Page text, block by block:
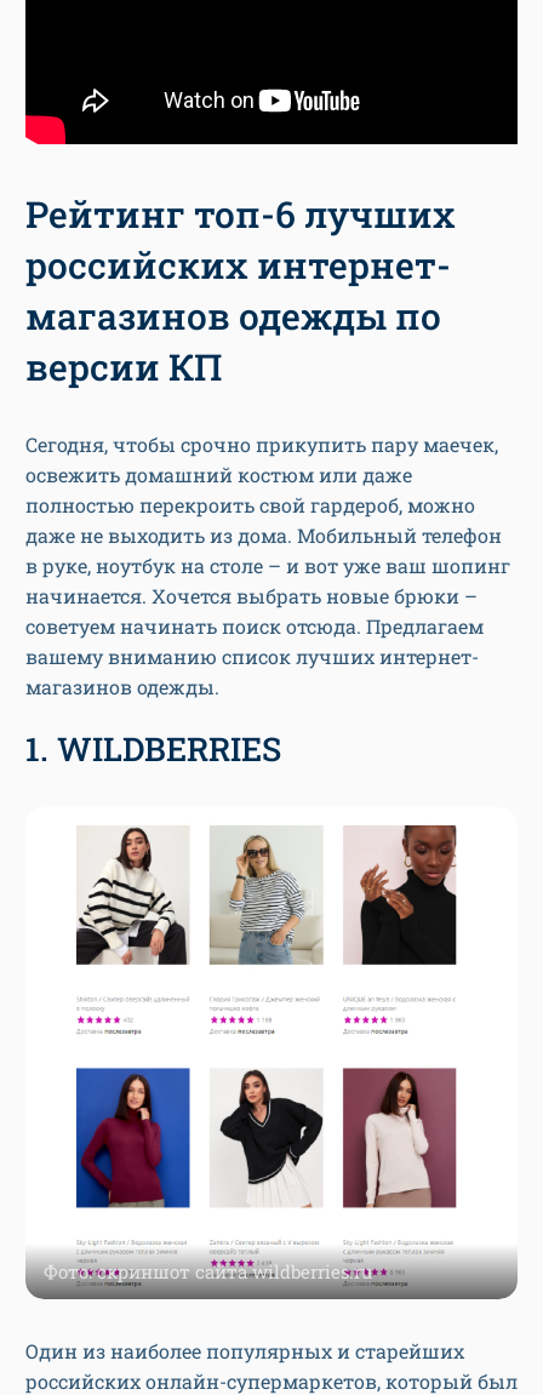
Рейтинг топ-6 лучших
российских интернет-
магазинов одежды по
версии КП
Сегодня, чтобы срочно прикупить пару маечек,
освежить домашний костюм или даже
полностью перекроить свой гардероб, можно
даже не выходить из дома. Мобильный телефон
в руке, ноутбук на столе – и вот уже ваш шопинг
начинается. Хочется выбрать новые брюки –
советуем начинать поиск отсюда. Предлагаем
вашему вниманию список лучших интернет-
магазинов одежды.
1. WILDBERRIES
Фото: скриншот сайта wildberries.ru
Один из наиболее популярных и старейших
российских онлайн-супермаркетов, который был